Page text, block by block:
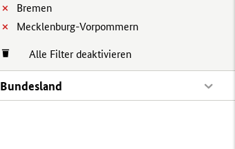
Bremen
Mecklenburg-Vorpommern
Alle Filter deaktivieren
Bundesland